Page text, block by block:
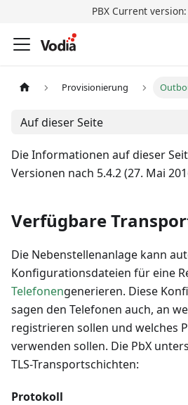
PBX Current version:
Provisionierung
Auf dieser Seite
Die Informationen auf dieser
Versionen nach 5.4.2 (27. Mai
Verfügbare
Die Nebenstellenanlage kann
Konfigurationsdateien für eine
Telefonengenerieren. Diese
sagen den Telefonen auch, an
registrieren sollen und welches
verwenden sollen. Die PbX
TLS-Transportschichten:
Protokoll